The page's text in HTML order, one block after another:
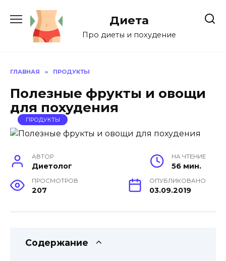
содержанию
Диета
Про диеты и похудение
ГЛАВНАЯ » ПРОДУКТЫ
Полезные фрукты и овощи
для похудения
ПРОДУКТЫ
АВТОР
Диетолог
НА ЧТЕНИЕ
56 мин.
ПРОСМОТРОВ
207
ОПУБЛИКОВАНО
03.09.2019
Содержание